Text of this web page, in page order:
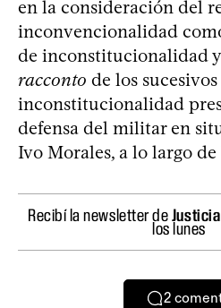
en la consideración del
inconvencionalidad
de inconstitucionalidad
racconto de los
inconstitucionalidad
defensa del militar en
Ivo Morales, a lo largo de
Recibí la newsletter deJusticia
los lunes
2